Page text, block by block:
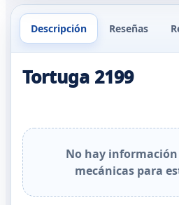
Descripción Reseñas
Tortuga 2199
No hay
mecánicas para